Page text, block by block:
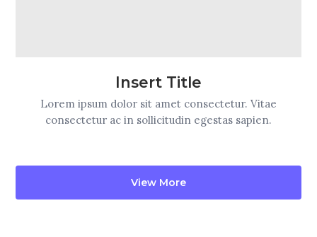
Insert Title
Lorem ipsum dolor sit amet consectetur. Vitae
consectetur ac in sollicitudin egestas sapien.
View More